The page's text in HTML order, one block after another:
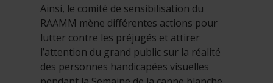
Ainsi, le comité de sensibilisation du
RAAMM mène différentes actions pour
lutter contre les préjugés et attirer
l’attention du grand public sur la réalité
des personnes handicapées visuelles